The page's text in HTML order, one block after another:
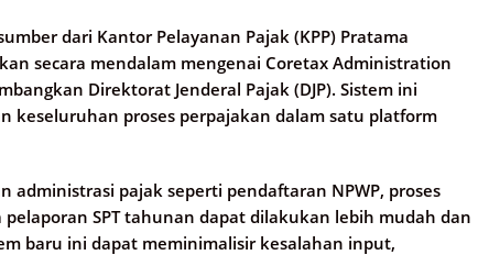
dari Kantor Pelayanan Pajak (KPP) Pratama
secara mendalam mengenai Coretax Administration
Direktorat Jenderal Pajak (DJP). Sistem ini
keseluruhan proses perpajakan dalam satu platform
administrasi pajak seperti pendaftaran NPWP, proses
SPT tahunan dapat dilakukan lebih mudah dan
baru ini dapat meminimalisir kesalahan input,